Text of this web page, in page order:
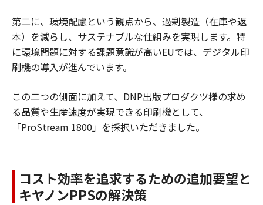
第二に、環境配慮という観点から、過剰製造（在庫や返
本）を減らし、サステナブルな仕組みを実現します。特
に環境問題に対する課題意識が高いEUでは、デジタル印
刷機の導入が進んでいます。
この二つの側面に加えて、DNP出版プロダクツ様の求め
る品質や生産速度が実現できる印刷機として、
「ProStream 1800」を採択いただきました。
コスト効率を追求するための追加要望と
キヤノンPPSの解決策